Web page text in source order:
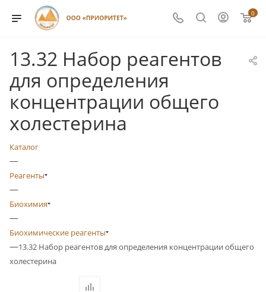
0
13.32 Набор реагентов
для определения
концентрации общего
холестерина
Каталог
—
Реагенты
—
Биохимия
—
Биохимические реагенты
—13.32 Набор реагентов для определения концентрации общего
холестерина